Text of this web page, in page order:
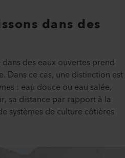
dans des
des eaux ouvertes prend
Dans ce cas, une distinction est
: eau douce ou eau salée,
sa distance par rapport à la
systèmes de culture côtières